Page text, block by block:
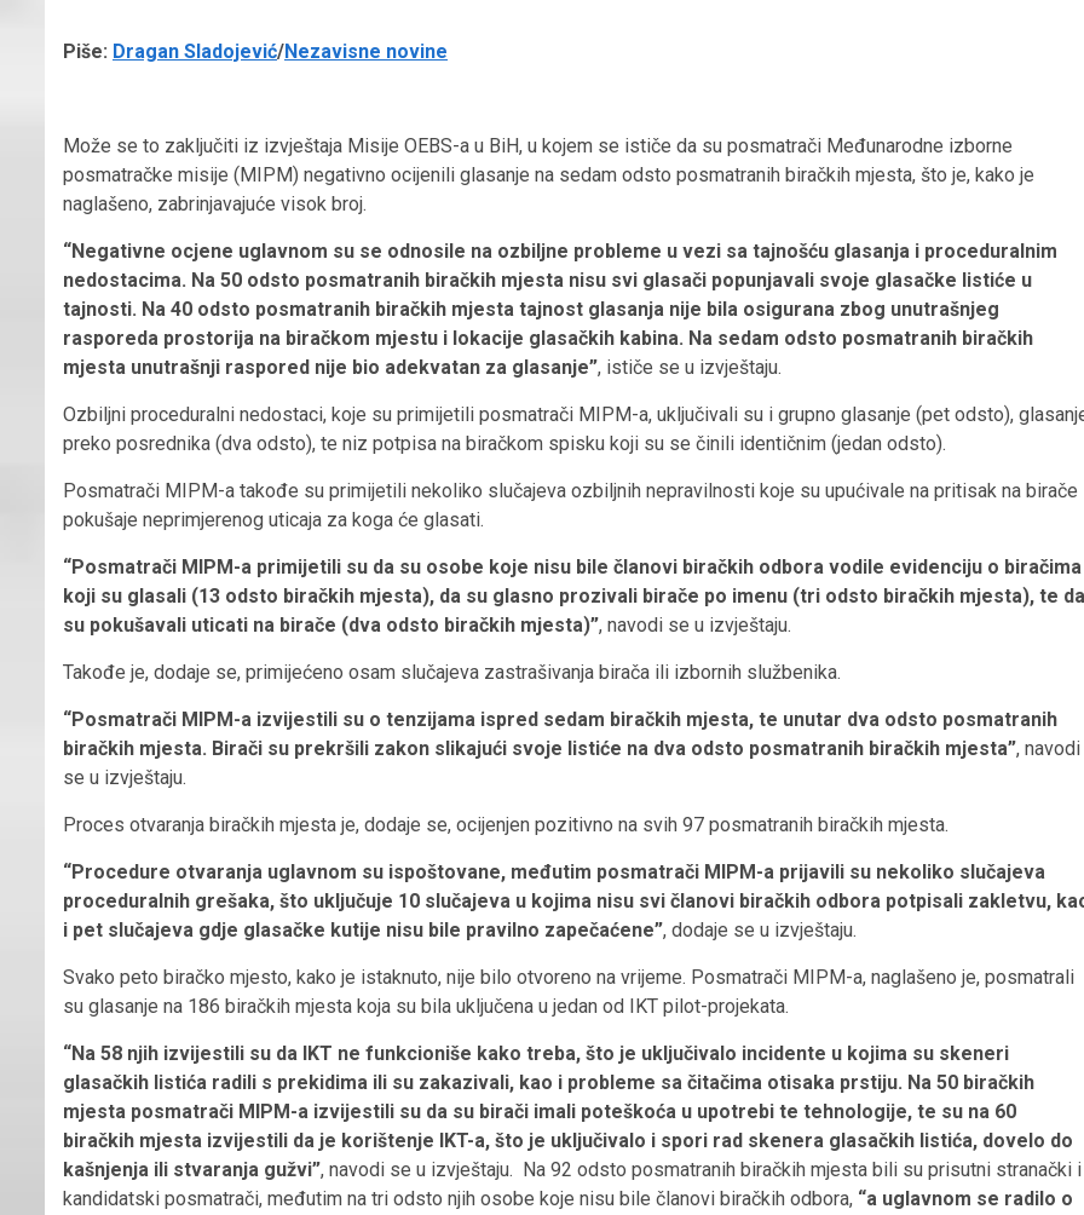
Piše: Dragan Sladojević/Nezavisne novine
Može se to zaključiti iz izvještaja Misije OEBS-a u BiH, u kojem se ističe da su posmatrači Međunarodne izborne
posmatračke misije (MIPM) negativno ocijenili glasanje na sedam odsto posmatranih biračkih mjesta, što je, kako je
naglašeno, zabrinjavajuće visok broj.
“Negativne ocjene uglavnom su se odnosile na ozbiljne probleme u vezi sa tajnošću glasanja i proceduralnim
nedostacima. Na 50 odsto posmatranih biračkih mjesta nisu svi glasači popunjavali svoje glasačke listiće u
tajnosti. Na 40 odsto posmatranih biračkih mjesta tajnost glasanja nije bila osigurana zbog unutrašnjeg
rasporeda prostorija na biračkom mjestu i lokacije glasačkih kabina. Na sedam odsto posmatranih biračkih
mjesta unutrašnji raspored nije bio adekvatan za glasanje”, ističe se u izvještaju.
Ozbiljni proceduralni nedostaci, koje su primijetili posmatrači MIPM-a, uključivali su i grupno glasanje (pet odsto),
preko posrednika (dva odsto), te niz potpisa na biračkom spisku koji su se činili identičnim (jedan odsto).
Posmatrači MIPM-a takođe su primijetili nekoliko slučajeva ozbiljnih nepravilnosti koje su upućivale na pritisak na birače
pokušaje neprimjerenog uticaja za koga će glasati.
“Posmatrači MIPM-a primijetili su da su osobe koje nisu bile članovi biračkih odbora vodile evidenciju o biračima
koji su glasali (13 odsto biračkih mjesta), da su glasno prozivali birače po imenu (tri odsto biračkih mjesta), te da
su pokušavali uticati na birače (dva odsto biračkih mjesta)”, navodi se u izvještaju.
Takođe je, dodaje se, primijećeno osam slučajeva zastrašivanja birača ili izbornih službenika.
“Posmatrači MIPM-a izvijestili su o tenzijama ispred sedam biračkih mjesta, te unutar dva odsto posmatranih
biračkih mjesta. Birači su prekršili zakon slikajući svoje listiće na dva odsto posmatranih biračkih mjesta”, navodi
se u izvještaju.
Proces otvaranja biračkih mjesta je, dodaje se, ocijenjen pozitivno na svih 97 posmatranih biračkih mjesta.
“Procedure otvaranja uglavnom su ispoštovane, međutim posmatrači MIPM-a prijavili su nekoliko slučajeva
proceduralnih grešaka, što uključuje 10 slučajeva u kojima nisu svi članovi biračkih odbora potpisali zakletvu,
i pet slučajeva gdje glasačke kutije nisu bile pravilno zapečaćene”, dodaje se u izvještaju.
Svako peto biračko mjesto, kako je istaknuto, nije bilo otvoreno na vrijeme. Posmatrači MIPM-a, naglašeno je, posmatrali
su glasanje na 186 biračkih mjesta koja su bila uključena u jedan od IKT pilot-projekata.
“Na 58 njih izvijestili su da IKT ne funkcioniše kako treba, što je uključivalo incidente u kojima su skeneri
glasačkih listića radili s prekidima ili su zakazivali, kao i probleme sa čitačima otisaka prstiju. Na 50 biračkih
mjesta posmatrači MIPM-a izvijestili su da su birači imali poteškoća u upotrebi te tehnologije, te su na 60
biračkih mjesta izvijestili da je korištenje IKT-a, što je uključivalo i spori rad skenera glasačkih listića, dovelo do
kašnjenja ili stvaranja gužvi”, navodi se u izvještaju. Na 92 odsto posmatranih biračkih mjesta bili su prisutni stranački i
kandidatski posmatrači, međutim na tri odsto njih osobe koje nisu bile članovi biračkih odbora, “a uglavnom se radilo o